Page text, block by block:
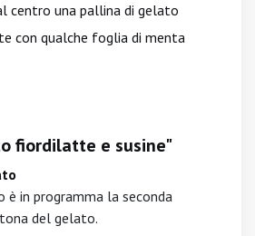
centro una pallina di gelato
con qualche foglia di menta
fiordilatte e susine"
è in programma la seconda
del gelato.